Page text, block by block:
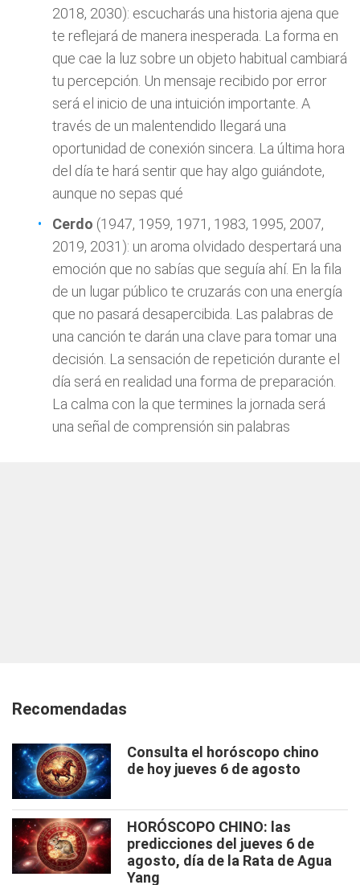
2018, 2030): escucharás una historia ajena que
te reflejará de manera inesperada. La forma en
que cae la luz sobre un objeto habitual cambiará
tu percepción. Un mensaje recibido por error
será el inicio de una intuición importante. A
través de un malentendido llegará una
oportunidad de conexión sincera. La última hora
del día te hará sentir que hay algo guiándote,
aunque no sepas qué
Cerdo (1947, 1959, 1971, 1983, 1995, 2007,
2019, 2031): un aroma olvidado despertará una
emoción que no sabías que seguía ahí. En la fila
de un lugar público te cruzarás con una energía
que no pasará desapercibida. Las palabras de
una canción te darán una clave para tomar una
decisión. La sensación de repetición durante el
día será en realidad una forma de preparación.
La calma con la que termines la jornada será
una señal de comprensión sin palabras
Recomendadas
Consulta el horóscopo chino
de hoy jueves 6 de agosto
HORÓSCOPO CHINO: las
predicciones del jueves 6 de
agosto, día de la Rata de Agua
Yang